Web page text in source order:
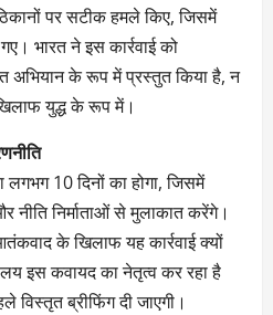
पर सटीक हमले किए, जिसमें
भारत ने इस कार्रवाई को
अभियान के रूप में प्रस्तुत किया है, न
युद्ध के रूप में।
लगभग 10 दिनों का होगा, जिसमें
नीति निर्माताओं से मुलाकात करेंगे।
के खिलाफ यह कार्रवाई क्यों
इस कवायद का नेतृत्व कर रहा है
ब्रीफिंग दी जाएगी।